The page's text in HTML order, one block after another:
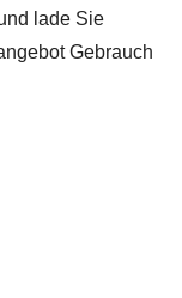
lade Sie
Gebrauch